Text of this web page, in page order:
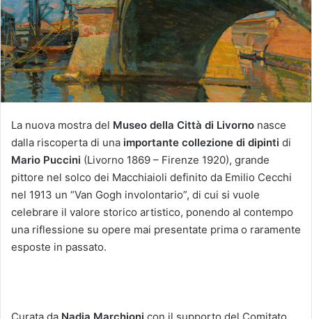
La nuova mostra del Museo della Città di Livorno nasce
dalla riscoperta di una importante collezione di dipinti di
Mario Puccini (Livorno 1869 – Firenze 1920), grande
pittore nel solco dei Macchiaioli definito da Emilio Cecchi
nel 1913 un “Van Gogh involontario”, di cui si vuole
celebrare il valore storico artistico, ponendo al contempo
una riflessione su opere mai presentate prima o raramente
esposte in passato.
Curata da Nadia Marchioni con il supporto del Comitato